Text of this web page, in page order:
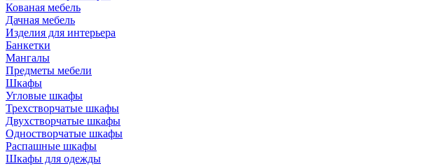
Кованая мебель
Дачная мебель
Изделия для интерьера
Банкетки
Мангалы
Предметы мебели
Шкафы
Угловые шкафы
Трехстворчатые шкафы
Двухстворчатые шкафы
Одностворчатые шкафы
Распашные шкафы
Шкафы для одежды